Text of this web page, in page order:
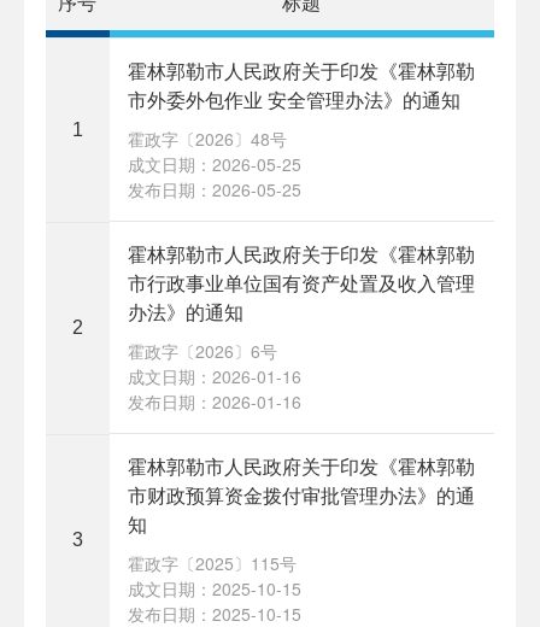
1
霍林郭勒市人民政府关于印发《霍林郭勒
市外委外包作业 安全管理办法》的通知
霍政字〔2026〕48号
成文日期：2026-05-25
发布日期：2026-05-25
2
霍林郭勒市人民政府关于印发《霍林郭勒
市行政事业单位国有资产处置及收入管理
办法》的通知
霍政字〔2026〕6号
成文日期：2026-01-16
发布日期：2026-01-16
3
霍林郭勒市人民政府关于印发《霍林郭勒
市财政预算资金拨付审批管理办法》的通
知
霍政字〔2025〕115号
成文日期：2025-10-15
发布日期：2025-10-15